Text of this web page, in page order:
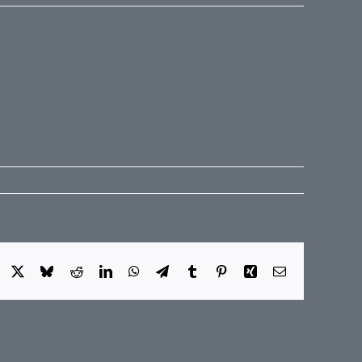
Facebook BlueskyRedditLinkedInWhatsApp
TelegramTumblr PinterestXing E-